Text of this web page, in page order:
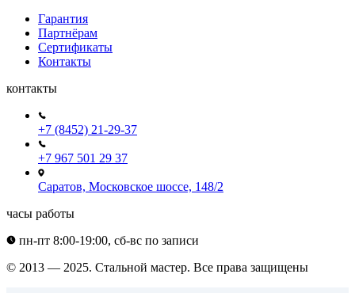
Гарантия
Партнёрам
Сертификаты
Контакты
контакты
+7 (8452) 21-29-37
+7 967 501 29 37
Саратов, Московское шоссе, 148/2
часы работы
пн-пт 8:00-19:00, сб-вс по записи
© 2013 — 2025. Стальной мастер. Все права защищены